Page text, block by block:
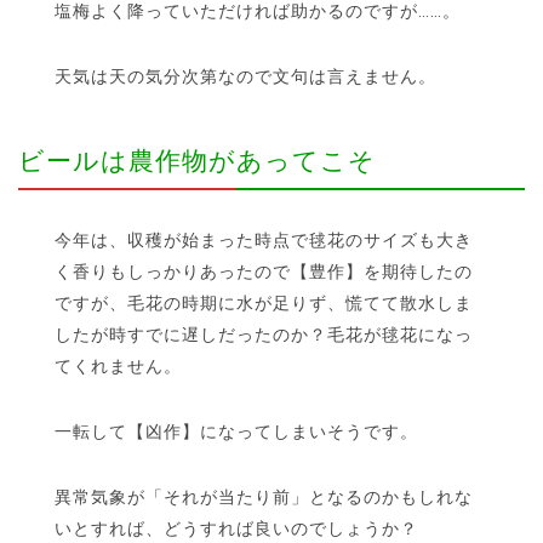
塩梅よく降っていただければ助かるのですが……。
天気は天の気分次第なので文句は言えません。
ビールは農作物があってこそ
今年は、収穫が始まった時点で毬花のサイズも大き
く香りもしっかりあったので【豊作】を期待したの
ですが、毛花の時期に水が足りず、慌てて散水しま
したが時すでに遅しだったのか？毛花が毬花になっ
てくれません。
一転して【凶作】になってしまいそうです。
異常気象が「それが当たり前」となるのかもしれな
いとすれば、どうすれば良いのでしょうか？